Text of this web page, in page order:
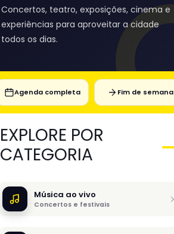
Concertos, teatro, exposições, cinema e
experiências para aproveitar a cidade
todos os dias.
Agenda completa Fim de semana
EXPLORE POR
CATEGORIA
Música ao vivo
Concertos e festivais